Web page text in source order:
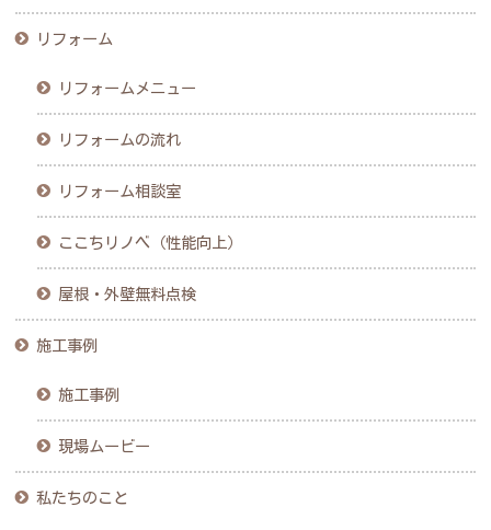
リフォーム
リフォームメニュー
リフォームの流れ
リフォーム相談室
ここちリノベ（性能向上）
屋根・外壁無料点検
施工事例
施工事例
現場ムービー
私たちのこと